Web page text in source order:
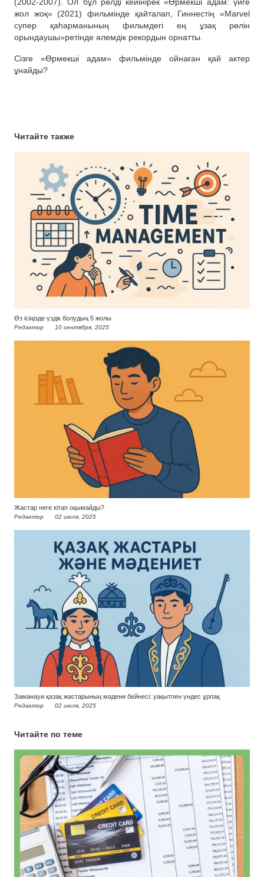
жол жоқ» (2021) фильмінде қайталап, Гиннестің «Marvel
супер қаһарманының фильмдегі ең ұзақ рөлін
орындаушы»ретінде әлемдік рекордын орнатты.
Сізге «Өрмекші адам» фильмінде ойнаған қай актер
ұнайды?
Читайте также
Өз ісіңізде үздік болудың 5 жолы
Редактор 10 сентября, 2025
Жастар неге кітап оқымайды?
Редактор 02 июля, 2025
Заманауи қазақ жастарының мәдени бейнесі: уақытпен үндес ұрпақ
Редактор 02 июля, 2025
Читайте по теме